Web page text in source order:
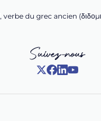
, verbe du grec ancien
Suivez-nous